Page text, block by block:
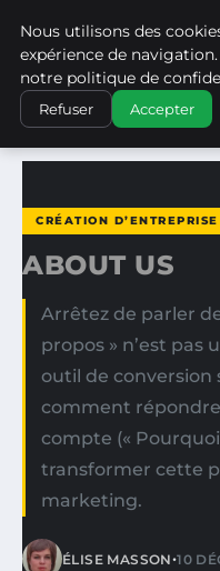
WP CAPE
ACCUEIL CRÉATION
CRÉATION D’ENTREPRISE
ABOUT US
Arrêtez de parler
propos » n’est pas
outil de conversion
comment
compte («
transformer cette
marketing.
ÉLISE MASSON•10
Nous utilisons des
expérience de
notre politique de
Refuser Accepter